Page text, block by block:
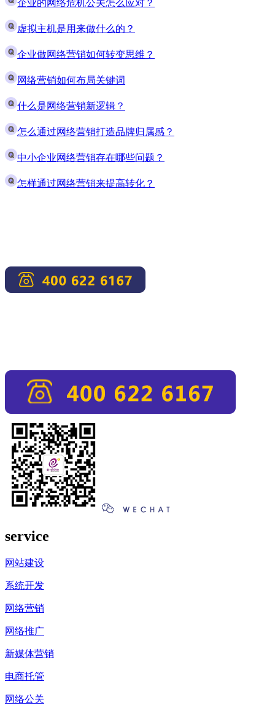
企业的网络危机公关怎么应对？
虚拟主机是用来做什么的？
企业做网络营销如何转变思维？
网络营销如何布局关键词
什么是网络营销新逻辑？
怎么通过网络营销打造品牌归属感？
中小企业网络营销存在哪些问题？
怎样通过网络营销来提高转化？
service
网站建设
系统开发
网络营销
网络推广
新媒体营销
电商托管
网络公关